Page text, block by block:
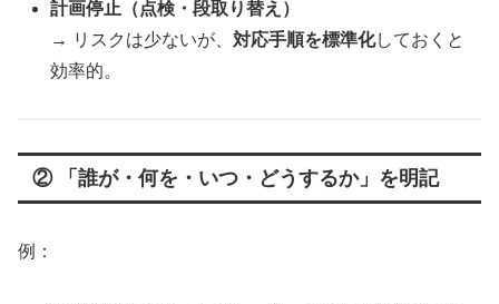
計画停止（点検・段取り替え）
→ リスクは少ないが、対応手順を標準化しておくと
効率的。
② 「誰が・何を・いつ・どうするか」を明記
例：